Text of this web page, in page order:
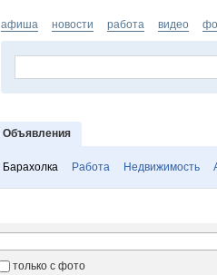
афиша новости работа видео
Объявления
Барахолка Работа Недвижимость
только с фото